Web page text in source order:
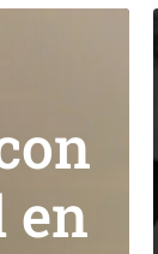
en